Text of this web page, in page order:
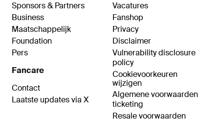
Sponsors & Partners
Business
Maatschappelijk
Foundation
Pers
Fancare
Contact
Laatste updates via X
Vacatures
Fanshop
Privacy
Disclaimer
Vulnerability disclosure
policy
Cookievoorkeuren
wijzigen
Algemene voorwaarden
ticketing
Resale voorwaarden